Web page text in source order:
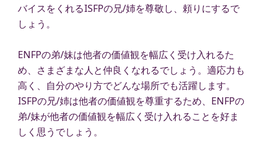
バイスをくれるISFPの兄/姉を尊敬し、頼りにするで
しょう。
ENFPの弟/妹は他者の価値観を幅広く受け入れるた
め、さまざまな人と仲良くなれるでしょう。適応力も
高く、自分のやり方でどんな場所でも活躍します。
ISFPの兄/姉は他者の価値観を尊重するため、ENFPの
弟/妹が他者の価値観を幅広く受け入れることを好ま
しく思うでしょう。